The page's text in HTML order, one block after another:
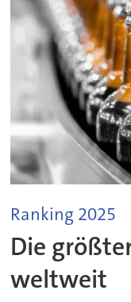
Ranking 2025
Die
weltweit